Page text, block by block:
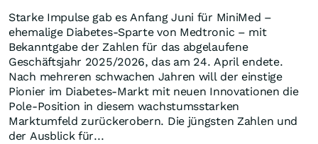
Starke Impulse gab es Anfang Juni für MiniMed –
ehemalige Diabetes-Sparte von Medtronic – mit
Bekanntgabe der Zahlen für das abgelaufene
Geschäftsjahr 2025/2026, das am 24. April endete.
Nach mehreren schwachen Jahren will der einstige
Pionier im Diabetes-Markt mit neuen Innovationen die
Pole-Position in diesem wachstumsstarken
Marktumfeld zurückerobern. Die jüngsten Zahlen und
der Ausblick für...